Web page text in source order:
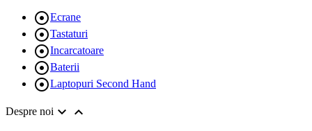
Ecrane
Tastaturi
Incarcatoare
Baterii
Laptopuri Second Hand
Despre noi  